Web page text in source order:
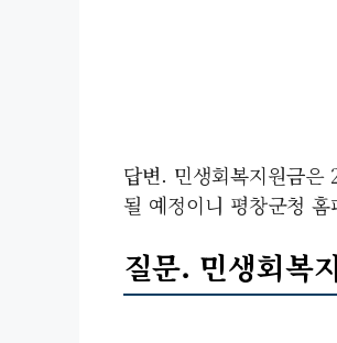
답변. 민생회복지원금은
될 예정이니 평창군청
질문. 민생회복